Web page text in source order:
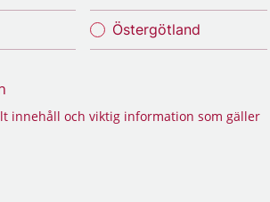
Östergötland
innehåll och viktig information som gäller